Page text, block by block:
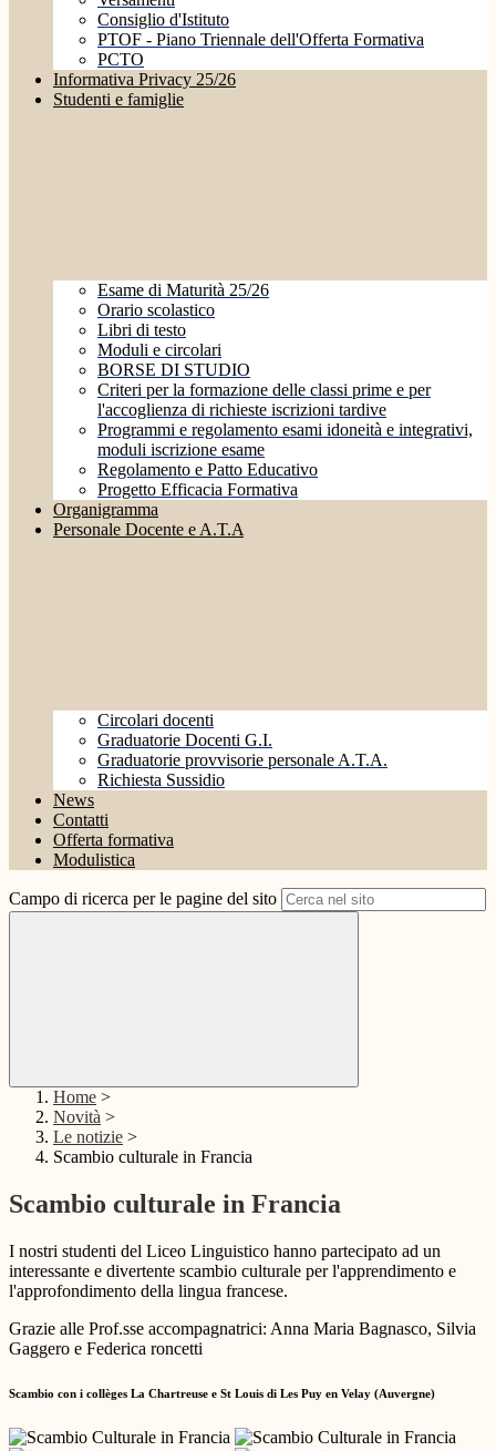
Consiglio d'Istituto
PTOF - Piano Triennale dell'Offerta Formativa
PCTO
Informativa Privacy 25/26
Studenti e famiglie
Esame di Maturità 25/26
Orario scolastico
Libri di testo
Moduli e circolari
BORSE DI STUDIO
Criteri per la formazione delle classi prime e per
l'accoglienza di richieste iscrizioni tardive
Programmi e regolamento esami idoneità e integrativi,
moduli iscrizione esame
Regolamento e Patto Educativo
Progetto Efficacia Formativa
Organigramma
Personale Docente e A.T.A
Circolari docenti
Graduatorie Docenti G.I.
Graduatorie provvisorie personale A.T.A.
Richiesta Sussidio
News
Contatti
Offerta formativa
Modulistica
Campo di ricerca per le pagine del sito
Home >
Novità >
Le notizie >
Scambio culturale in Francia
Scambio culturale in Francia
I nostri studenti del Liceo Linguistico hanno partecipato ad un
interessante e divertente scambio culturale per l'apprendimento e
l'approfondimento della lingua francese.
Grazie alle Prof.sse accompagnatrici: Anna Maria Bagnasco, Silvia
Gaggero e Federica roncetti
Scambio con i collèges La Chartreuse e St Louis di Les Puy en Velay (Auvergne)